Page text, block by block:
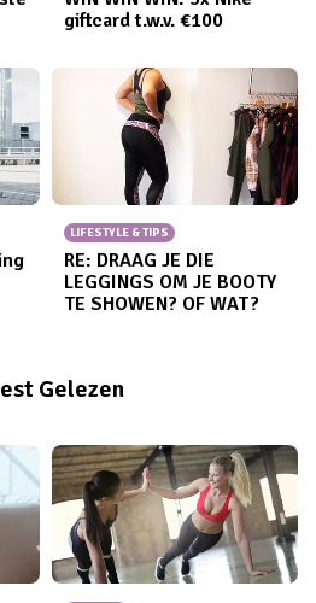
giftcard t.w.v. €100
LIFESTYLE & TIPS
RE: DRAAG JE DIE
LEGGINGS OM JE BOOTY
TE SHOWEN? OF WAT?
Gelezen